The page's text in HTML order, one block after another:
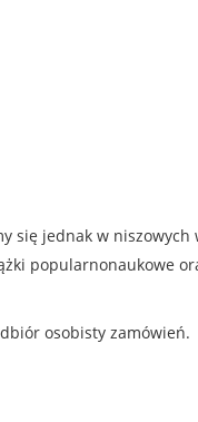
się jednak w niszowych
popularnonaukowe
osobisty zamówień.